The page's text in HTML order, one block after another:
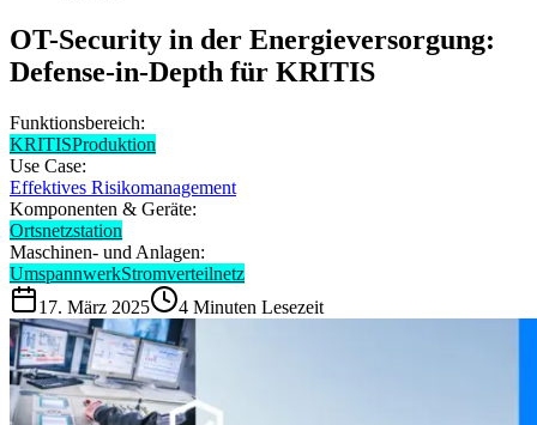
OT-Security in der Energieversorgung:
Defense-in-Depth für KRITIS
Funktionsbereich:
KRITISProduktion
Use Case:
Effektives Risikomanagement
Komponenten & Geräte:
Ortsnetzstation
Maschinen- und Anlagen:
UmspannwerkStromverteilnetz
17. März 2025
4 Minuten Lesezeit